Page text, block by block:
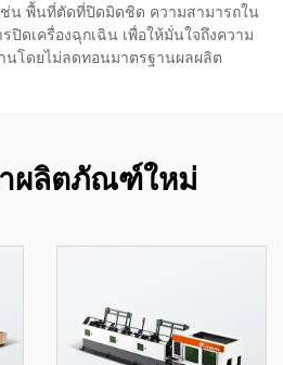
น พื้นที่ตัดที่ปิดมิดชิด ความสามารถใน
ดเครื่องฉุกเฉิน เพื่อให้มั่นใจถึงความ
นโดยไม่ลดทอนมาตรฐานผลผลิต
ผลิตภัณฑ์ใหม่